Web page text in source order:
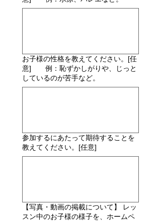
お子様の性格を教えてください。[任
意] 例：恥ずかしがりや、じっと
しているのが苦手など。
参加するにあたって期待することを
教えてください。[任意]
【写真・動画の掲載について】 レッ
スン中のお子様の様子を、ホームペ